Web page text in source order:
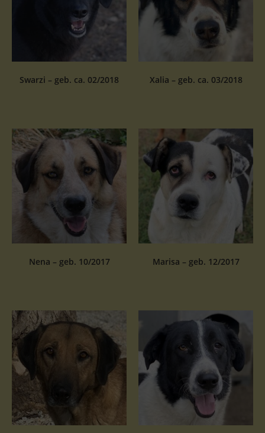
Swarzi – geb. ca. 02/2018 Xalia – geb. ca. 03/2018
Nena – geb. 10/2017 Marisa – geb. 12/2017